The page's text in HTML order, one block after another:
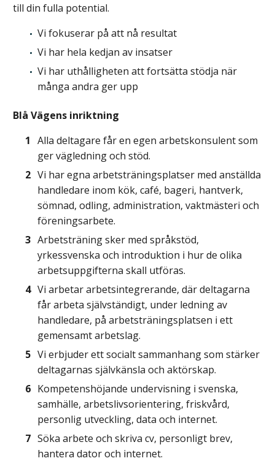
till din fulla potential.
Vi fokuserar på att nå resultat
Vi har hela kedjan av insatser
Vi har uthålligheten att fortsätta stödja när
många andra ger upp
Blå Vägens inriktning
Alla deltagare får en egen arbetskonsulent som
ger vägledning och stöd.
Vi har egna arbetsträningsplatser med anställda
handledare inom kök, café, bageri, hantverk,
sömnad, odling, administration, vaktmästeri och
föreningsarbete.
Arbetsträning sker med språkstöd,
yrkessvenska och introduktion i hur de olika
arbetsuppgifterna skall utföras.
Vi arbetar arbetsintegrerande, där deltagarna
får arbeta självständigt, under ledning av
handledare, på arbetsträningsplatsen i ett
gemensamt arbetslag.
Vi erbjuder ett socialt sammanhang som stärker
deltagarnas självkänsla och aktörskap.
Kompetenshöjande undervisning i svenska,
samhälle, arbetslivsorientering, friskvård,
personlig utveckling, data och internet.
Söka arbete och skriva cv, personligt brev,
hantera dator och internet.